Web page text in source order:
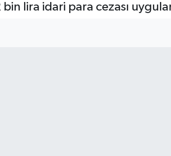
lira idari para cezası